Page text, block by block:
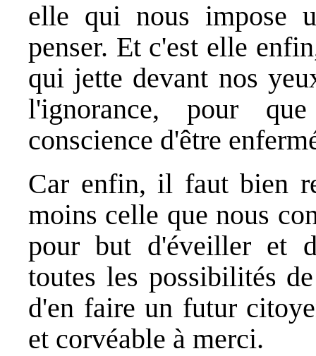
elle qui nous impose
penser. Et c'est elle
qui jette devant nos
l'ignorance, pour
conscience d'être
Car enfin, il faut bien
moins celle que nous
pour but d'éveiller et
toutes les possibilités
d'en faire un futur
et corvéable à merci.